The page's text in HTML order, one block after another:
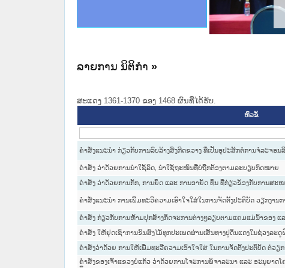
ເຜີຍແຜ່
ານສະພາປະຊາຊົນ ພາກເໜືອ
ທາງລັດຖະການ
ສຳລັບ ພາກກາງ
ສຳລັບ ພາກໃຕ້
ວິທະຍາຄານຕຳຫຼວດປະຊາຊົນ
ວິທະຍາຄານສັນຕິບານປະຊາຊົນ
ຂັ້ນແຂວງພາກເໜືອ
ານສະພາປະຊາຊົນ ພາກກາງ
ລາຍການ ນິຕິກໍາ »
ສະແດງ 1361-1370 ຂອງ 1468 ຜົນທີ່ໄດ້ຮັບ.
ຫົວຂໍ້
ຄຳສັ່ງແນະນຳ ກ່ຽວກັບການລົບລ້າງສິ່ງກີດຂວາງ ທີ່ເປັນອຸປະສັກຕໍ່ການຈໍລະຈອນ
ຄຳສັ່ງ ວ່າດ້ວຍການນຳໃຊ້ລົດ, ນຳໃຊ້ຖະໜົນທີ່ບໍ່ຖືກຕ້ອງຕາມລະບຽບກົດໝາຍ
ຄໍາສັງ ວ່າດ້ວຍການກັກ, ການຍຶດ ແລະ ການອາຍັດ ທຶນ ທີ່ກ່ຽວຂ້ອງກັບການສະ
ຄຳສັ່ງແນະນຳ ການເພີ້ມທະວີຄວາມເອົາໃຈໃສ່ໃນການຈັດຕັ້ງປະຕິບັດ ວຽກງາ
ຄຳສັ່ງ ກ່ຽວກັບການຫ້າມປຸກສ້າງກິດຈະການຕ່າງໆລຽບຕາມແຄມແມ່ນ້ຳຂອງ ແ
ຄຳສັ່ງ ໃຫ້ຢຸດເຊົາການຂົນສົ່ງໄມ້ທຸກປະເພດຜ່ານເສັ້ນທາງປູດິນແດງໃນຊ່ວງລະດູ
ຄຳສັ່ງວ່າດ້ວຍ ການໃຫ້ເພີ່ມທະວີຄວາມເອົາໃຈໃສ່ ໃນການຈັດຕັ້ງປະຕິບັດ ຕໍ່ວຽ
ຄຳສັ່ງຂອງເຈົ້າແຂວງບໍ່ແກ້ວ ວ່າດ້ວຍການໂຈະການພິຈາລະນາ ແລະ ອະນຸຍາ